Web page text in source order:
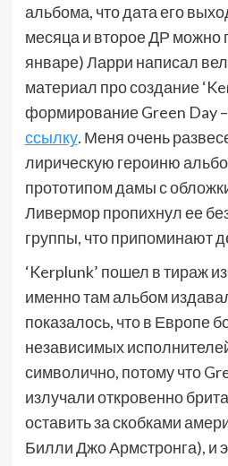
альбома, что дата его
месяца и второе ДР можно
январе) Ларри написал
материал про создание
формирование Green Day –
ссылку. Меня очень
лирическую героиню
прототипом дамы с
Ливермор пропихнул ее
группы, что припоминают
‘Kerplunk’ пошел в тираж
именно там альбом
показалось, что в Европе
независимых
символично, потому что
излучали откровенно
оставить за скобками
Билли Джо Армстронга), и